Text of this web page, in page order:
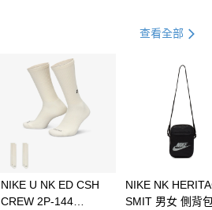
21家銀行
第一商業銀行
彰化商業銀行
查看全部
NIKE U NK ED CSH
CREW 2P-144
NIKE NK
SMIT 男女 側背